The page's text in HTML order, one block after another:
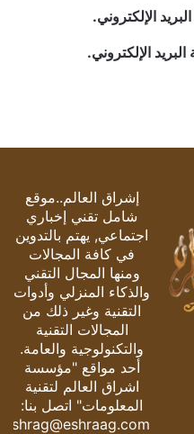
الإلكتروني.
الإلكتروني.
إشراق العالم..موقع
شامل تقني إخباري
اجتماعي, يهتم بالتدوين
في كافة المجالات
ومنها المجال التقني
والذكاء المنزلي وأدوات
التقنية وغير ذلك من
المجالات التقنية
والتكنولوجية والعامة.
أحد مواقع "مؤسسة
اشراق العالم لتقنية
المعلومات" اتصل بنا:
eshrag@eshraag.com